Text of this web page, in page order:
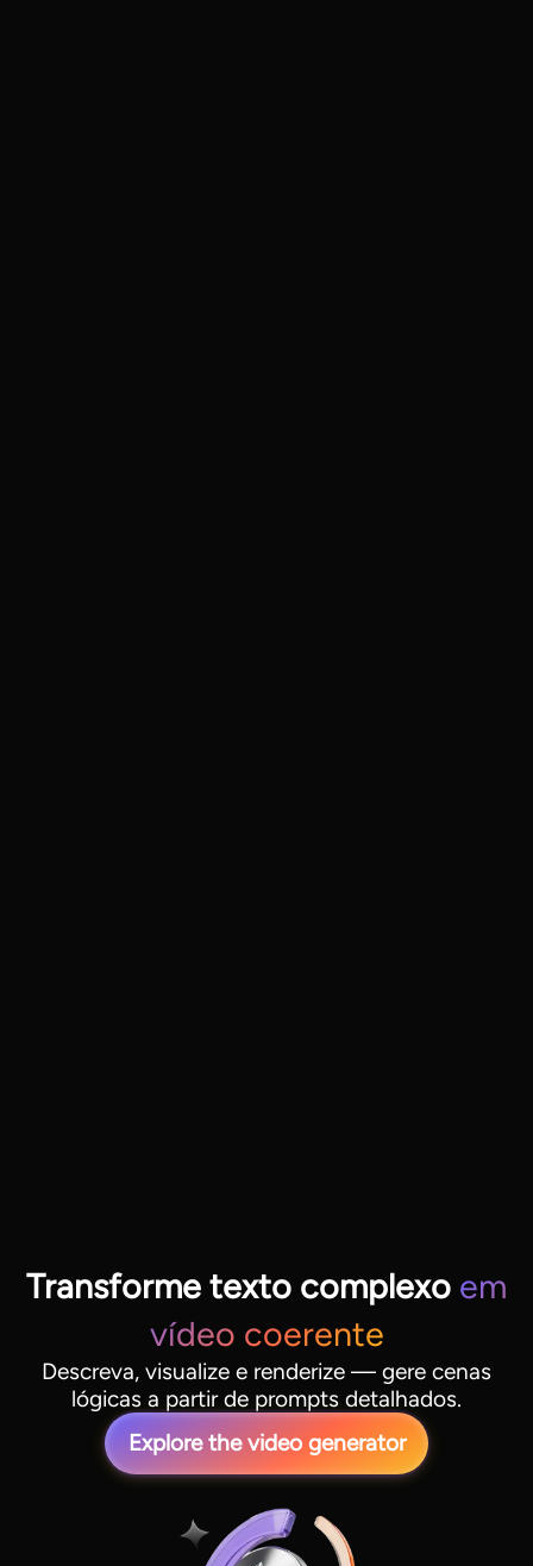
Transforme texto complexo em
vídeo coerente
Descreva, visualize e renderize — gere cenas
lógicas a partir de prompts detalhados.
Explore the video generator